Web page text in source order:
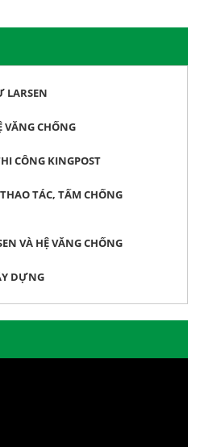
LARSEN
VĂNG CHỐNG
CÔNG KINGPOST
TÁC, TẤM CHỐNG
VÀ HỆ VĂNG CHỐNG
DỰNG